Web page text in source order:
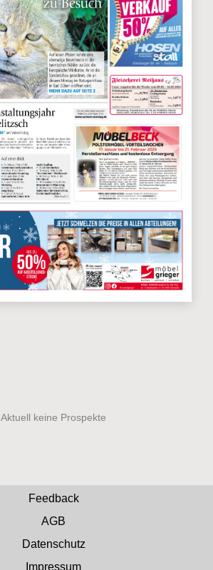
Feedback
AGB
Datenschutz
Impressum